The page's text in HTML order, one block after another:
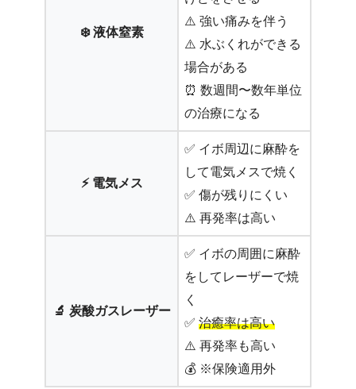
❄️ 液体窒素
⚠️ 強い痛みを伴う
⚠️ 水ぶくれができる
場合がある
⏰ 数週間〜数年単位
の治療になる
⚡ 電気メス
✅ イボ周辺に麻酔を
して電気メスで焼く
✅ 傷が残りにくい
⚠️ 再発率は高い
🔬 炭酸ガスレーザー
✅ イボの周囲に麻酔
をしてレーザーで焼
く
✅ 治癒率は高い
⚠️ 再発率も高い
💰 ※保険適用外